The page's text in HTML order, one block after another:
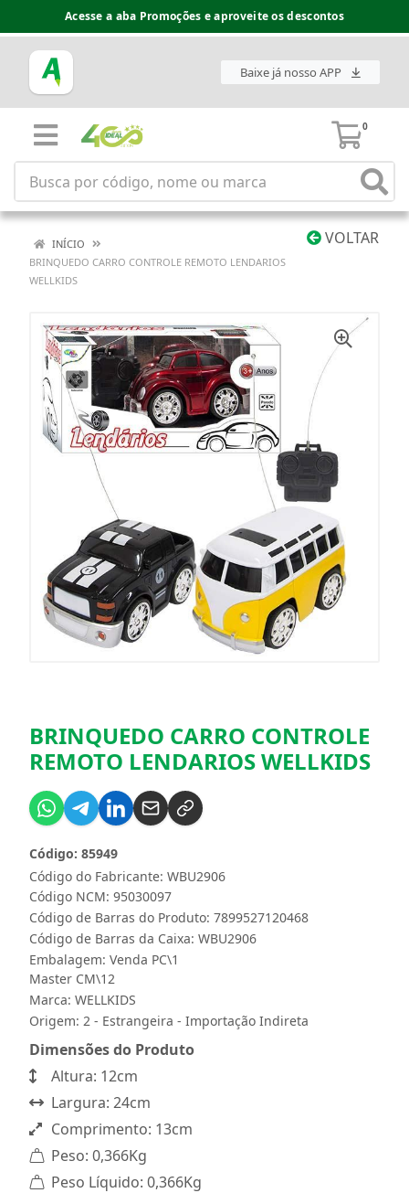
Acesse a aba Promoções e aproveite os descontos
Baixe já nosso APP
0
VOLTAR
INÍCIO
BRINQUEDO CARRO CONTROLE REMOTO LENDARIOS
WELLKIDS
BRINQUEDO CARRO CONTROLE
REMOTO LENDARIOS WELLKIDS
Código do Fabricante: WBU2906
Código: 85949
Código NCM: 95030097
Código de Barras do Produto: 7899527120468
Código de Barras da Caixa: WBU2906
Embalagem: Venda PC\1
Master CM\12
Marca: WELLKIDS
Origem: 2 - Estrangeira - Importação Indireta
Dimensões do Produto
Altura: 12cm
Largura: 24cm
Comprimento: 13cm
Peso: 0,366Kg
Peso Líquido: 0,366Kg